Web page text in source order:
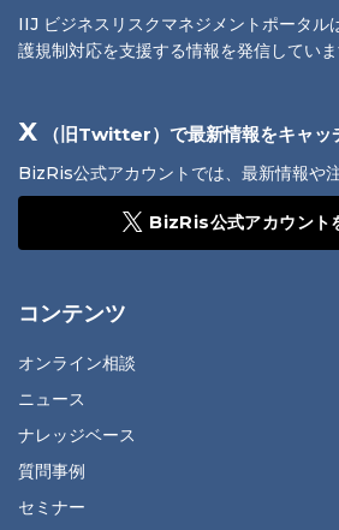
IIJ ビジネスリスクマネジメントポータル
護規制対応を支援する情報を発信していま
X （旧Twitter）で最新情報をキャッ
BizRis公式アカウントでは、最新情報や
BizRis公式アカウント
コンテンツ
オンライン相談
ニュース
ナレッジベース
質問事例
セミナー